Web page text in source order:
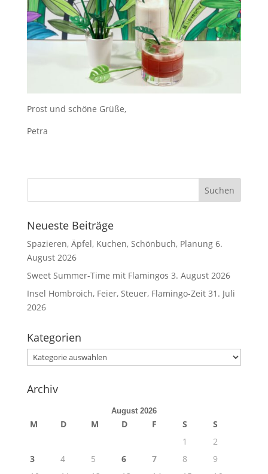
Prost und schöne Grüße,
Petra
Neueste Beiträge
Spazieren, Äpfel, Kuchen, Schönbuch, Planung 6.
August 2026
Sweet Summer-Time mit Flamingos 3. August 2026
Insel Hombroich, Feier, Steuer, Flamingo-Zeit 31. Juli
2026
Kategorien
Kategorien
Archiv
August 2026
M D M D F S
S
1
2
3
4 5 6 7 8
9